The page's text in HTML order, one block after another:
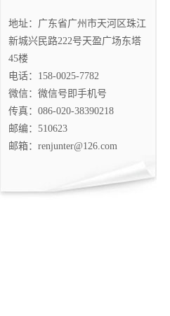
地址：广东省广州市天河区珠江
新城兴民路222号天盈广场东塔
45楼
电话：158-0025-7782
微信：微信号即手机号
传真：086-020-38390218
邮编：510623
邮箱：renjunter@126.com